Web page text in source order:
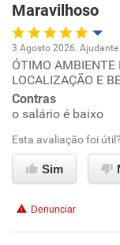
Maravilhoso
Oportunidade de
Ambiente de
Conciliação com a
Benefícios
3 Agosto 2026.
ÓTIMO AMBIENTE
LOCALIZAÇÃO E
Contras
o salário é baixo
Esta avaliação foi útil?
Sim
Denunciar